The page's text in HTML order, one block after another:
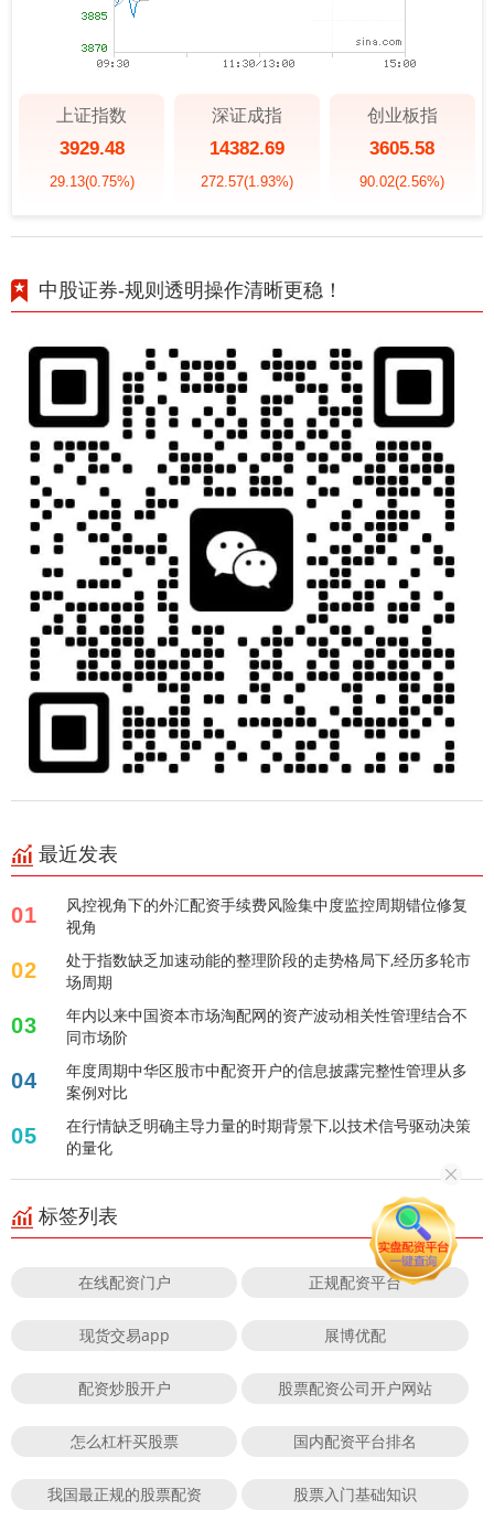
上证指数
3929.48
29.13(0.75%)
深证成指
14382.69
272.57(1.93%)
创业板指
3605.58
90.02(2.56%)
中股证券-规则透明操作清晰更稳！
最近发表
01
风控视角下的外汇配资手续费风险集中度监控周期错位修复
视角
02
处于指数缺乏加速动能的整理阶段的走势格局下,经历多轮市
场周期
03
年内以来中国资本市场淘配网的资产波动相关性管理结合不
同市场阶
04
年度周期中华区股市中配资开户的信息披露完整性管理从多
案例对比
05
在行情缺乏明确主导力量的时期背景下,以技术信号驱动决策
的量化
标签列表
在线配资门户 正规配资平台
现货交易app 展博优配
配资炒股开户 股票配资公司开户网站
怎么杠杆买股票 国内配资平台排名
我国最正规的股票配资 股票入门基础知识